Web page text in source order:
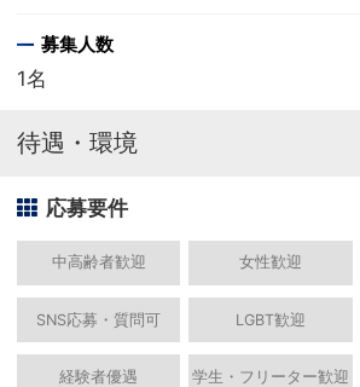
募集人数
1名
待遇・環境
応募要件
中高齢者歓迎 女性歓迎
SNS応募・質問可 LGBT歓迎
経験者優遇 学生・フリーター歓迎